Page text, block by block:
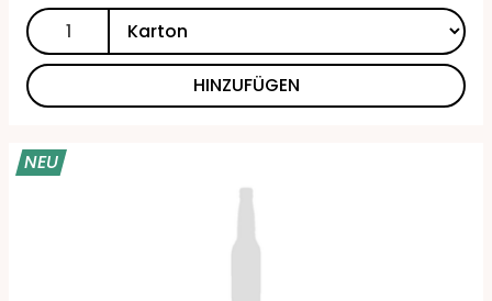
HINZUFÜGEN
NEU